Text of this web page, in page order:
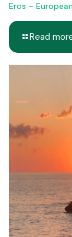
Eros –
Read